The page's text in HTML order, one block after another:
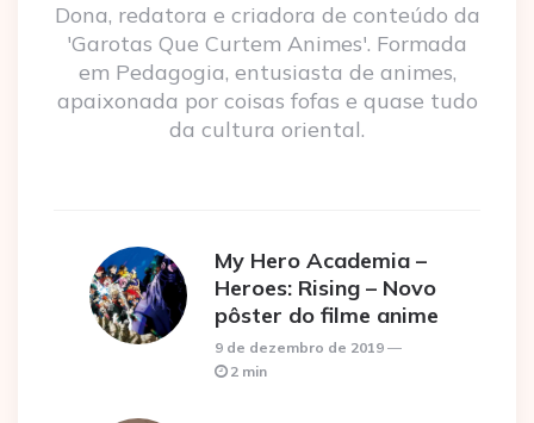
Dona, redatora e criadora de conteúdo da
'Garotas Que Curtem Animes'. Formada
em Pedagogia, entusiasta de animes,
apaixonada por coisas fofas e quase tudo
da cultura oriental.
My Hero Academia –
Heroes: Rising – Novo
pôster do filme anime
9 de dezembro de 2019
2 min